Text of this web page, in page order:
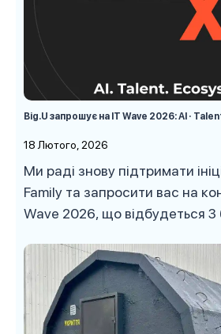
Big.U запрошує на IT Wave 2026: AI ·
18 Лютого, 2026
Ми раді знову підтримати
Family та запросити вас на
Wave 2026, що відбудеться 3